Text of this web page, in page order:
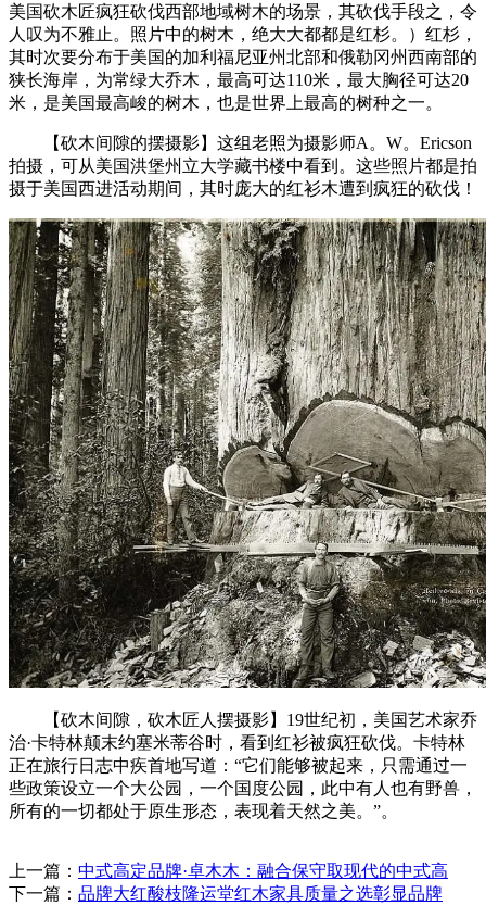
美国砍木匠疯狂砍伐西部地域树木的场景，其砍伐手段之，令
人叹为不雅止。照片中的树木，绝大大都都是红杉。）红杉，
其时次要分布于美国的加利福尼亚州北部和俄勒冈州西南部的
狭长海岸，为常绿大乔木，最高可达110米，最大胸径可达20
米，是美国最高峻的树木，也是世界上最高的树种之一。
【砍木间隙的摆摄影】这组老照为摄影师A。W。Ericson
拍摄，可从美国洪堡州立大学藏书楼中看到。这些照片都是拍
摄于美国西进活动期间，其时庞大的红衫木遭到疯狂的砍伐！
【砍木间隙，砍木匠人摆摄影】19世纪初，美国艺术家乔
治·卡特林颠末约塞米蒂谷时，看到红衫被疯狂砍伐。卡特林
正在旅行日志中疾首地写道：“它们能够被起来，只需通过一
些政策设立一个大公园，一个国度公园，此中有人也有野兽，
所有的一切都处于原生形态，表现着天然之美。”。
上一篇： 中式高定品牌·卓木木：融合保守取现代的中式高
下一篇： 品牌大红酸枝隆运堂红木家具质量之选彰显品牌